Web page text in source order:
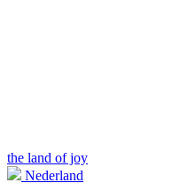
the land of joy
Nederland